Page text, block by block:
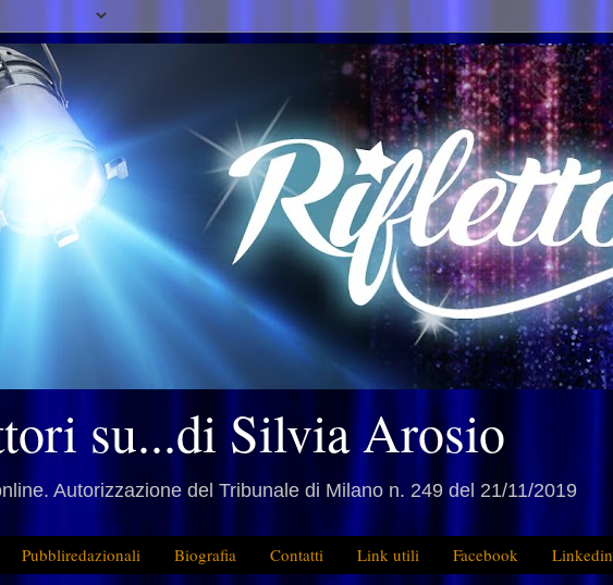
su...di Silvia Arosio
Autorizzazione del Tribunale di Milano n. 249 del 21/11/2019
Pubbliredazionali Biografia Contatti Link utili Facebook Linkedin